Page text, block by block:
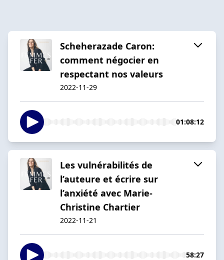
Scheherazade Caron:
comment négocier en
respectant nos valeurs
2022-11-29
01:08:12
Les vulnérabilités de
l’auteure et écrire sur
l’anxiété avec Marie-
Christine Chartier
2022-11-21
58:27